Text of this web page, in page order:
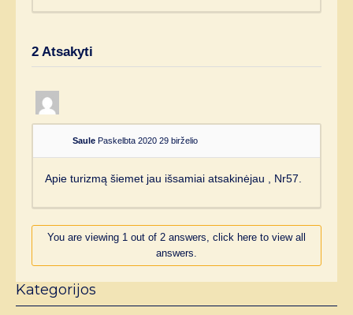
2 Atsakyti
Saule Paskelbta 2020 29 birželio
Apie turizmą šiemet jau išsamiai atsakinėjau , Nr57.
You are viewing 1 out of 2 answers, click here to view all
answers.
Kategorijos